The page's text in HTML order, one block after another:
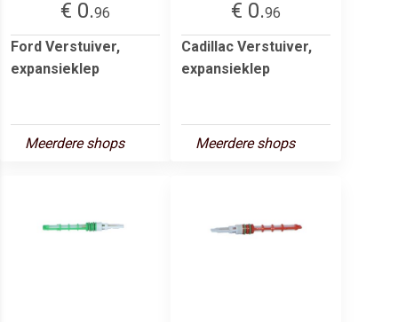
€ 0.96
Ford Verstuiver,
expansieklep
Meerdere shops
€ 0.96
Cadillac Verstuiver,
expansieklep
Meerdere shops